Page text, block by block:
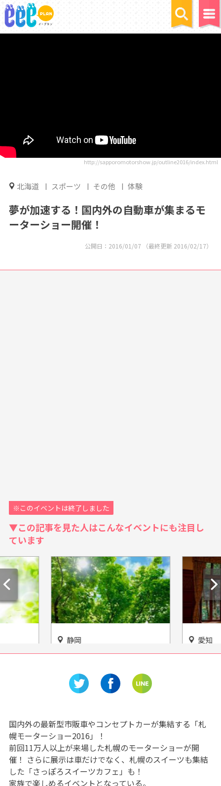
http://sapporomotorshow.jp/outline2016/index.html
北海道 スポーツ その他 体験
夢が加速する！国内外の自動車が集まるモ
ーターショー開催！
公開日： 2016/01/07 （最終更新 2016/02/17）
※このイベントは終了しました
▼この記事を見た人はこんなイベントにも注目し
ています
冒険し
静岡
「22世紀の丘公園」美しい樹
愛知
松坂屋
国内外の最新型市販車やコンセプトカーが集結する「札
幌モーターショー2016」！
前回11万人以上が来場した札幌のモーターショーが開
催！ さらに展示は車だけでなく、札幌のスイーツも集結
した「さっぽろスイーツカフェ」も！
家族で楽しめるイベントとなっている。